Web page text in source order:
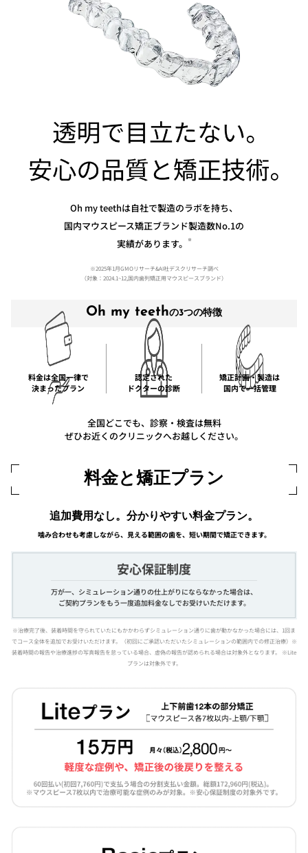
Oh my teethは自社で製造のラボを持ち、
国内マウスピース矯正ブランド製造数No.1の
実績があります。
※
※2025年1月GMOリサーチ&AI社デスクリサーチ調べ
（対象：2024.1~12,国内歯列矯正用マウスピースブランド）
Oh my teethの3つの特徴
料金は全国一律で
決まったプラン
認定された
ドクターの診断
矯正計画・製造は
国内で一括管理
全国どこでも、診察・検査は無料
ぜひお近くのクリニックへお越しください。
料金と矯正プラン
追加費用なし。分かりやすい料金プラン。
噛み合わせも考慮しながら、見える範囲の歯を、短い期間で矯正できます。
安心保証制度
万が一、シミュレーション通りの仕上がりにならなかった場合は、
ご契約プランをもう一度追加料金なしでお受けいただけます。
※治療完了後、装着時間を守られていたにもかかわらずシミュレーション通りに歯が動かなかった場合には、1回ま
でコース全体を追加でお受けいただけます。（初回にご承認いただいたシミュレーションの範囲内での修正治療）※
装着時間の報告や治療進捗の写真報告を怠っている場合、虚偽の報告が認められる場合は対象外となります。 ※Lite
プランは対象外です。